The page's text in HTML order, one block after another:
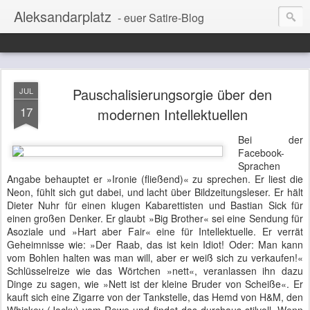
Aleksandarplatz - euer Satire-Blog
JUL
17
Pauschalisierungsorgie über den
modernen Intellektuellen
Bei der
Facebook-
Sprachen
Angabe behauptet er »Ironie (fließend)« zu sprechen. Er liest die
Neon, fühlt sich gut dabei, und lacht über Bildzeitungsleser. Er hält
Dieter Nuhr für einen klugen Kabarettisten und Bastian Sick für
einen großen Denker. Er glaubt »Big Brother« sei eine Sendung für
Asoziale und »Hart aber Fair« eine für Intellektuelle. Er verrät
Geheimnisse wie: »Der Raab, das ist kein Idiot! Oder: Man kann
vom Bohlen halten was man will, aber er weiß sich zu verkaufen!«
Schlüsselreize wie das Wörtchen »nett«, veranlassen ihn dazu
Dinge zu sagen, wie »Nett ist der kleine Bruder von Scheiße«. Er
kauft sich eine Zigarre von der Tankstelle, das Hemd von H&M, den